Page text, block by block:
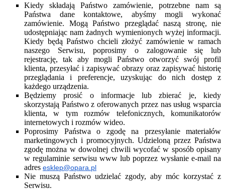
Kiedy składają Państwo zamówienie, potrzebne nam są
Państwa dane kontaktowe, abyśmy mogli wykonać
zamówienie. Mogą Państwo przeglądać naszą stronę, nie
udostępniając nam żadnych wymienionych wyżej informacji.
Kiedy będą Państwo chcieli złożyć zamówienie w ramach
naszego Serwisu, poprosimy o zalogowanie się lub
rejestrację, tak aby mogli Państwo otworzyć swój profil
klienta, przesyłać i zapisywać obrazy oraz zapisywać historię
przeglądania i preferencje, uzyskując do nich dostęp z
każdego urządzenia.
Będziemy prosić o informacje lub zbierać je, kiedy
skorzystają Państwo z oferowanych przez nas usług wsparcia
klienta, w tym rozmów telefonicznych, komunikatorów
internetowych i rozmów wideo.
Poprosimy Państwa o zgodę na przesyłanie materiałów
marketingowych i promocyjnych. Udzieloną przez Państwa
zgodę można w dowolnej chwili wycofać w sposób opisany
w regulaminie serwisu www lub poprzez wysłanie e-mail na
adres esklep@opara.pl
Nie muszą Państwo udzielać zgody, aby móc korzystać z
Serwisu.